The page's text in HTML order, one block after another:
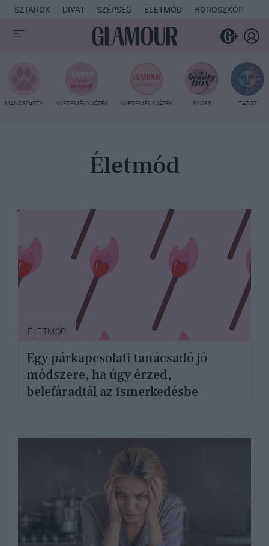
SZTÁROK DIVAT SZÉPSÉG ÉLETMÓD HOROSZKÓP
MANCSPARTY NYEREMÉNYJÁTÉK NYEREMÉNYJÁTÉK SYOSS TAROT
Életmód
ÉLETMÓD
Egy párkapcsolati tanácsadó jó
módszere, ha úgy érzed,
belefáradtál az ismerkedésbe